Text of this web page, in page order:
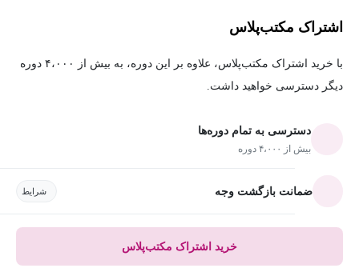
اشتراک مکتب‌پلاس
با خرید اشتراک مکتب‌پلاس، علاوه بر این دوره، به بیش از ۴،۰۰۰ دوره
دیگر دسترسی خواهید داشت.
دسترسی به تمام دوره‌ها
بیش از ۴،۰۰۰ دوره
ضمانت بازگشت وجه شرایط
خرید اشتراک مکتب‌پلاس